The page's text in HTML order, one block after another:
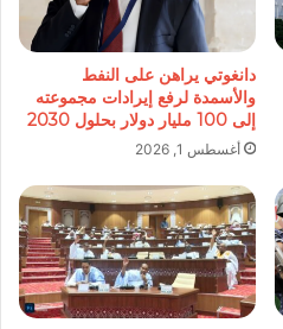
دانغوتي يراهن على النفط
والأسمدة لرفع إيرادات مجموعته
إلى 100 مليار دولار بحلول 2030
أغسطس 1, 2026